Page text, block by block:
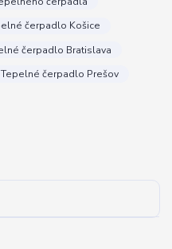
čerpadlo Košice
čerpadlo Bratislava
Tepelné čerpadlo Prešov